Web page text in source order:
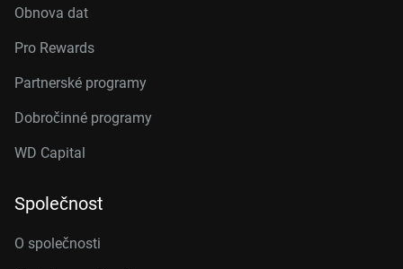
Obnova dat
Pro Rewards
Partnerské programy
Dobročinné programy
WD Capital
Společnost
O společnosti